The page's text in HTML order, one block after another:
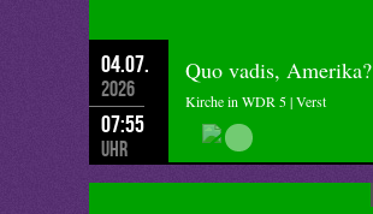
04.07.
2026
07:55
Uhr
Quo vadis, Amerika?
Kirche in WDR 5 | Verst